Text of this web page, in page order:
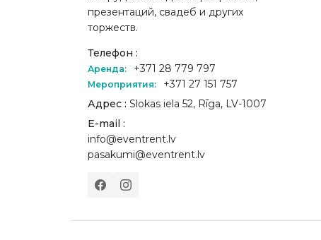
презентаций, свадеб и других
торжеств.
Телефон :
Аренда: +371 28 779 797
Мероприятия:
+371 27 151 757
Адрес : Slokas iela 52, Rīga, LV-1007
E-mail :
info@eventrent.lv
pasakumi@eventrent.lv